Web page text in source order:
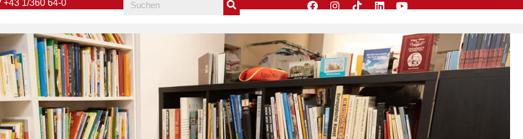
+43 1/360 64-0